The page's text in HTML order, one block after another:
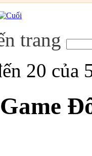
trang
20 của
Game